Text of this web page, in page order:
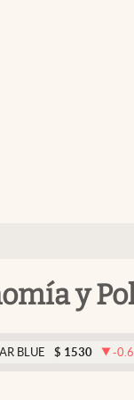
y
$ 1530 -0.65 %